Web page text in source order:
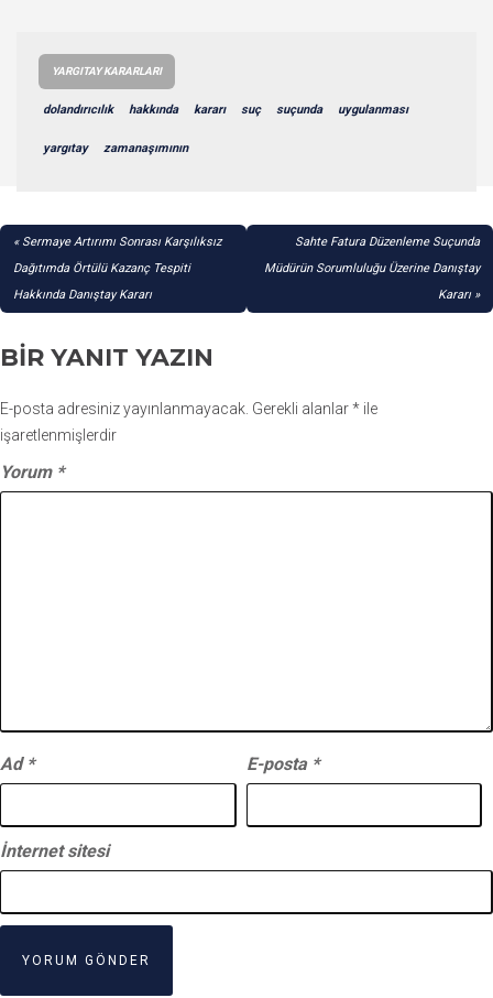
YARGITAY KARARLARI
dolandırıcılık hakkında kararı suç suçunda uygulanması
yargıtay zamanaşımının
YAZI
GEZINMESI
Sermaye Artırımı Sonrası Karşılıksız
Dağıtımda Örtülü Kazanç Tespiti
Hakkında Danıştay Kararı
Sahte Fatura Düzenleme Suçunda
Müdürün Sorumluluğu Üzerine Danıştay
Kararı
BIR YANIT YAZIN
E-posta adresiniz yayınlanmayacak. Gerekli alanlar* ile
işaretlenmişlerdir
Yorum *
Ad * E-posta *
İnternet sitesi